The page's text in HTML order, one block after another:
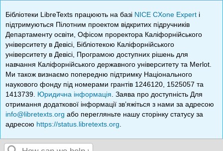
Бібліотеки LibreTexts працюють на базі NICE CXone Expert і
підтримуються Пілотним проектом відкритих підручників
Департаменту освіти, Офісом проректора Каліфорнійського
університету в Девісі, Бібліотекою Каліфорнійського
університету в Девісі, Програмою доступних рішень для
навчання Каліфорнійського державного університету та Merlot.
Ми також визнаємо попередню підтримку Національного
наукового фонду під номерами грантів 1246120, 1525057 та
1413739. Юридична інформація . Заява про доступність Для
отримання додаткової інформації зв’яжіться з нами за адресою
info@libretexts.org або перегляньте нашу сторінку статусу за
адресою https://status.libretexts.org